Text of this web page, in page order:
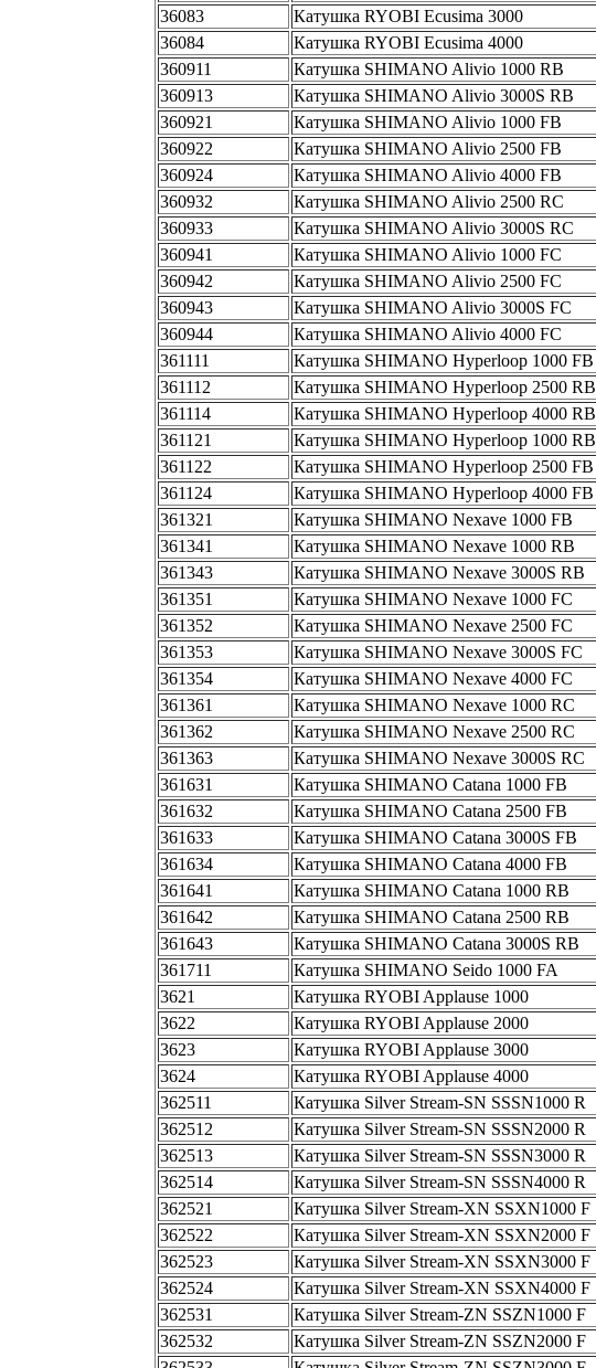
36083
Катушка RYOBI Ecusima 3000
36084
Катушка RYOBI Ecusima 4000
360911
Катушка SHIMANO Alivio 1000 RB
360913
Катушка SHIMANO Alivio 3000S RB
360921
Катушка SHIMANO Alivio 1000 FB
360922
Катушка SHIMANO Alivio 2500 FB
360924
Катушка SHIMANO Alivio 4000 FB
360932
Катушка SHIMANO Alivio 2500 RC
360933
Катушка SHIMANO Alivio 3000S RC
360941
Катушка SHIMANO Alivio 1000 FC
360942
Катушка SHIMANO Alivio 2500 FC
360943
Катушка SHIMANO Alivio 3000S FC
360944
Катушка SHIMANO Alivio 4000 FC
361111
Катушка SHIMANO Hyperloop 1000 FB
361112
Катушка SHIMANO Hyperloop 2500 RB
361114
Катушка SHIMANO Hyperloop 4000 RB
361121
Катушка SHIMANO Hyperloop 1000 RB
361122
Катушка SHIMANO Hyperloop 2500 FB
361124
Катушка SHIMANO Hyperloop 4000 FB
361321
Катушка SHIMANO Nexave 1000 FB
361341
Катушка SHIMANO Nexave 1000 RB
361343
Катушка SHIMANO Nexave 3000S RB
361351
Катушка SHIMANO Nexave 1000 FC
361352
Катушка SHIMANO Nexave 2500 FC
361353
Катушка SHIMANO Nexave 3000S FC
361354
Катушка SHIMANO Nexave 4000 FC
361361
Катушка SHIMANO Nexave 1000 RC
361362
Катушка SHIMANO Nexave 2500 RC
361363
Катушка SHIMANO Nexave 3000S RC
361631
Катушка SHIMANO Catana 1000 FB
361632
Катушка SHIMANO Catana 2500 FB
361633
Катушка SHIMANO Catana 3000S FB
361634
Катушка SHIMANO Catana 4000 FB
361641
Катушка SHIMANO Catana 1000 RB
361642
Катушка SHIMANO Catana 2500 RB
361643
Катушка SHIMANO Catana 3000S RB
361711
Катушка SHIMANO Seido 1000 FA
3621
Катушка RYOBI Applause 1000
3622
Катушка RYOBI Applause 2000
3623
Катушка RYOBI Applause 3000
3624
Катушка RYOBI Applause 4000
362511
Катушка Silver Stream-SN SSSN1000 R
362512
Катушка Silver Stream-SN SSSN2000 R
362513
Катушка Silver Stream-SN SSSN3000 R
362514
Катушка Silver Stream-SN SSSN4000 R
362521
Катушка Silver Stream-XN SSXN1000 F
362522
Катушка Silver Stream-XN SSXN2000 F
362523
Катушка Silver Stream-XN SSXN3000 F
362524
Катушка Silver Stream-XN SSXN4000 F
362531
Катушка Silver Stream-ZN SSZN1000 F
362532
Катушка Silver Stream-ZN SSZN2000 F